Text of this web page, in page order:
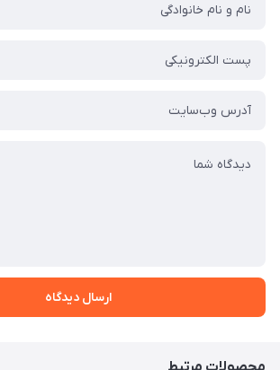
ارسال دیدگاه